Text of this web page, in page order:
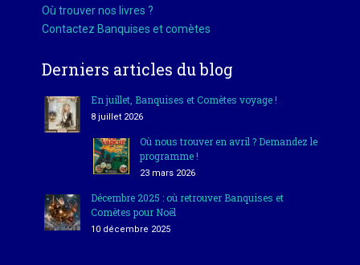
Où trouver nos livres ?
Contactez Banquises et comètes
Derniers articles du blog
En juillet, Banquises et Comètes voyage !
8 juillet 2026
Où nous trouver en avril ? Demandez le
programme !
23 mars 2026
Décembre 2025 : où retrouver Banquises et
Comètes pour Noël
10 décembre 2025